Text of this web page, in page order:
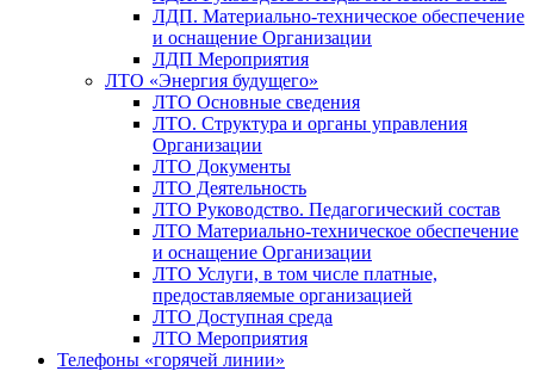
ЛДП. Материально-техническое обеспечение
и оснащение Организации
ЛДП Мероприятия
ЛТО «Энергия будущего»
ЛТО Основные сведения
ЛТО. Структура и органы управления
Организации
ЛТО Документы
ЛТО Деятельность
ЛТО Руководство. Педагогический состав
ЛТО Материально-техническое обеспечение
и оснащение Организации
ЛТО Услуги, в том числе платные,
предоставляемые организацией
ЛТО Доступная среда
ЛТО Мероприятия
Телефоны «горячей линии»